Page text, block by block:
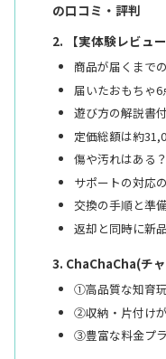
の口コミ・評判
【実体験レビュ
商品が届くまで
届いたおもちゃ6
遊び方の解説書
定価総額は約
傷や汚れはある？
サポートの対応
交換の手順と準
返却と同時に新
ChaChaCha(チ
①高品質な知育
②収納・片付け
③豊富な料金プ